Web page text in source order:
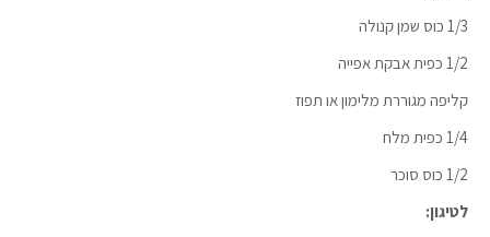
1/3 כוס שמן קנולה
1/2 כפית אבקת אפייה
קליפה מגוררת מלימון או תפוז
1/4 כפית מלח
1/2 כוס סוכר
לטיגון: